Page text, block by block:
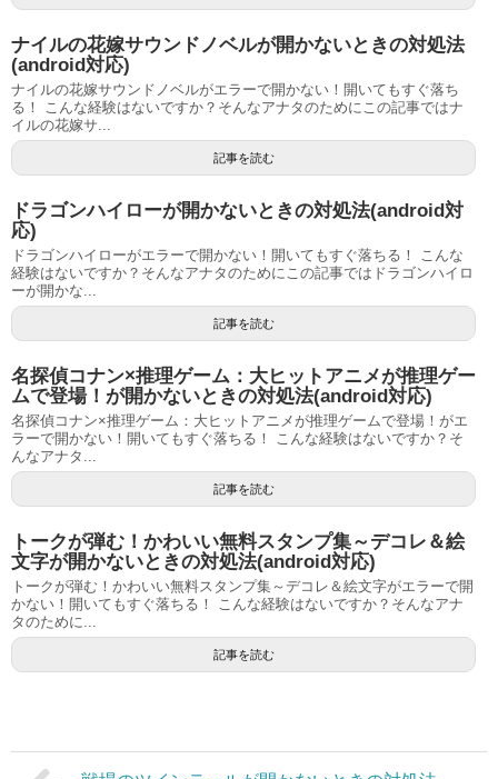
ナイルの花嫁サウンドノベルが開かないときの対処法
(android対応)
ナイルの花嫁サウンドノベルがエラーで開かない！開いてもすぐ落ち
る！ こんな経験はないですか？そんなアナタのためにこの記事ではナ
イルの花嫁サ...
記事を読む
ドラゴンハイローが開かないときの対処法(android対
応)
ドラゴンハイローがエラーで開かない！開いてもすぐ落ちる！ こんな
経験はないですか？そんなアナタのためにこの記事ではドラゴンハイロ
ーが開かな...
記事を読む
名探偵コナン×推理ゲーム：大ヒットアニメが推理ゲー
ムで登場！が開かないときの対処法(android対応)
名探偵コナン×推理ゲーム：大ヒットアニメが推理ゲームで登場！がエ
ラーで開かない！開いてもすぐ落ちる！ こんな経験はないですか？そ
んなアナタ...
記事を読む
トークが弾む！かわいい無料スタンプ集～デコレ＆絵
文字が開かないときの対処法(android対応)
トークが弾む！かわいい無料スタンプ集～デコレ＆絵文字がエラーで開
かない！開いてもすぐ落ちる！ こんな経験はないですか？そんなアナ
タのために...
記事を読む